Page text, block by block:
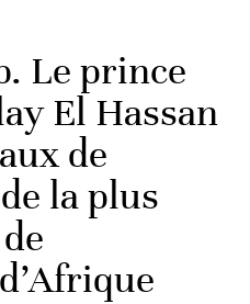
Le prince
El Hassan
de
la plus